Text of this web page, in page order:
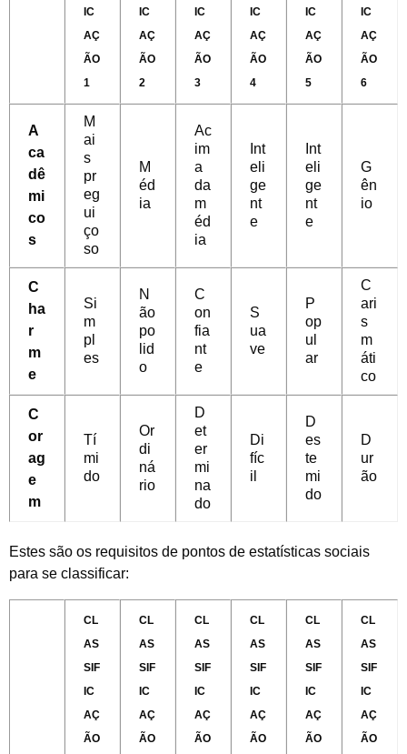
IC
AÇ
ÃO
1
IC
AÇ
ÃO
2
IC
AÇ
ÃO
3
IC
AÇ
ÃO
4
IC
AÇ
ÃO
5
IC
AÇ
ÃO
6
A
ca
dê
mi
co
s
M
ai
s
pr
eg
ui
ço
so
M
éd
ia
Ac
im
a
da
m
éd
ia
Int
eli
ge
nt
e
Int
eli
ge
nt
e
G
ên
io
C
ha
r
m
e
Si
m
pl
es
N
ão
po
lid
o
C
on
fia
nt
e
S
ua
ve
P
op
ul
ar
C
ari
s
m
áti
co
C
or
ag
e
m
Tí
mi
do
Or
di
ná
rio
D
et
er
mi
na
do
Di
fíc
il
D
es
te
mi
do
D
ur
ão
Estes são os requisitos de pontos de estatísticas sociais
para se classificar:
CL
AS
SIF
IC
AÇ
ÃO
CL
AS
SIF
IC
AÇ
ÃO
CL
AS
SIF
IC
AÇ
ÃO
CL
AS
SIF
IC
AÇ
ÃO
CL
AS
SIF
IC
AÇ
ÃO
CL
AS
SIF
IC
AÇ
ÃO